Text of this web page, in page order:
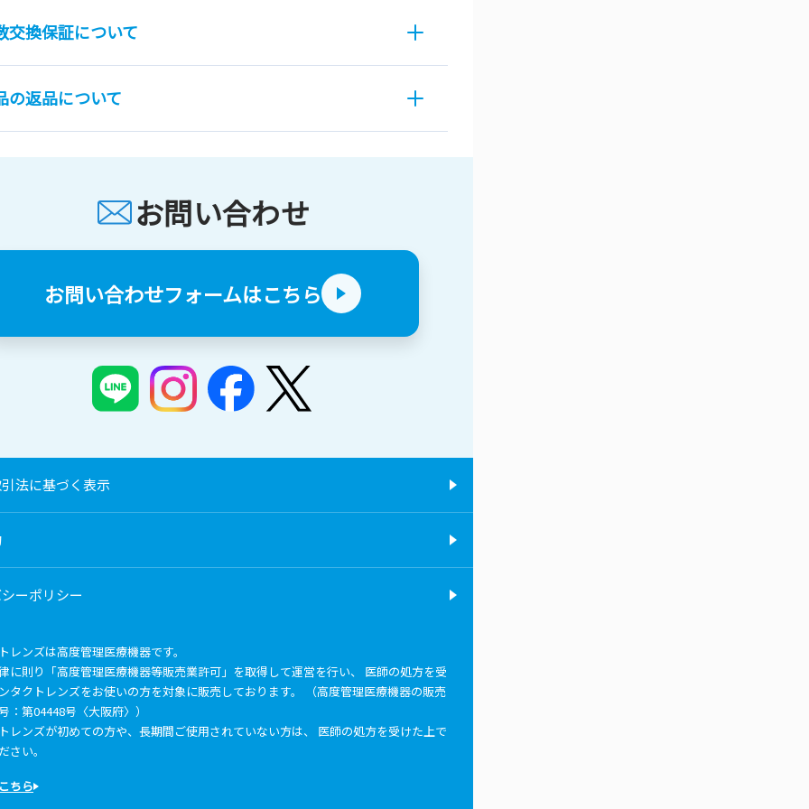
交換保証について
の返品について
お問い合わせ
お問い合わせフォームはこちら
法に基づく表示
ーポリシー
レンズは高度管理医療機器です。
に則り「高度管理医療機器等販売業許可」を取得して運営を行い、 医師の処方を受
タクトレンズをお使いの方を対象に販売しております。 （高度管理医療機器の販売
：第04448号〈大阪府〉）
レンズが初めての方や、長期間ご使用されていない方は、 医師の処方を受けた上で
さい。
ちら